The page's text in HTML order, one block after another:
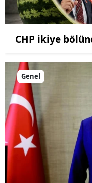
CHP ikiye
Genel